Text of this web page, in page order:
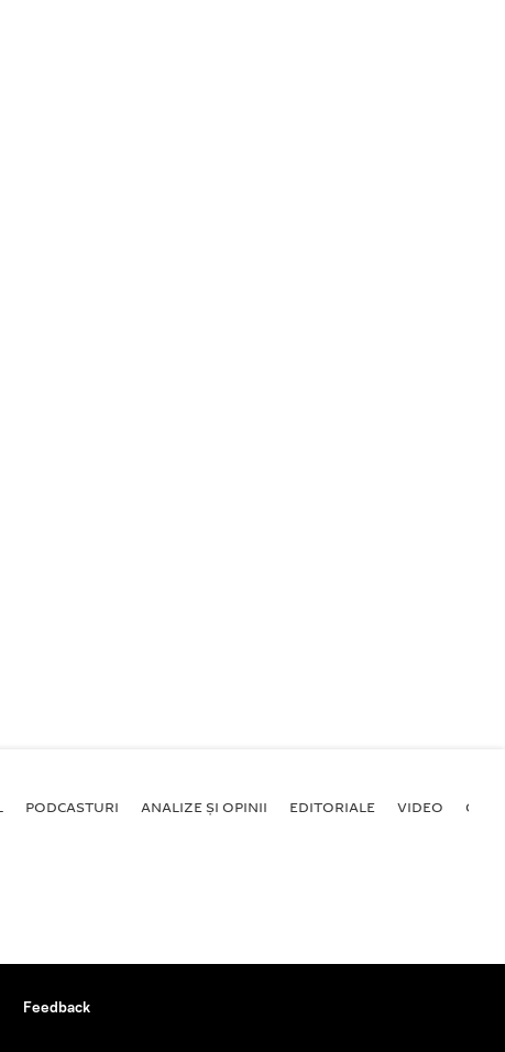
PODCASTURI ANALIZE ȘI OPINII EDITORIALE VIDEO
Feedback